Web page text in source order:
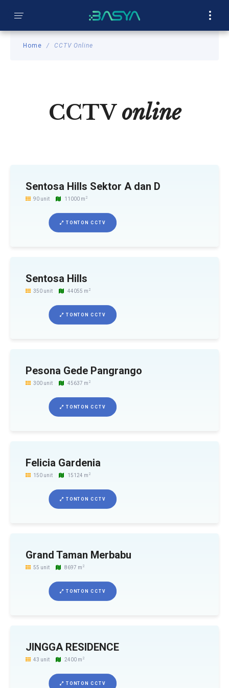
�
Home CCTV Online
CCTV online
Sentosa Hills Sektor A dan D
90 unit 11000 m 2
TONTON CCTV
Sentosa Hills
350 unit 44055 m 2
TONTON CCTV
Pesona Gede Pangrango
300 unit 45637 m 2
TONTON CCTV
Felicia Gardenia
150 unit 15124 m 2
TONTON CCTV
Grand Taman Merbabu
55 unit 8697 m 2
TONTON CCTV
JINGGA RESIDENCE
43 unit 2400 m 2
TONTON CCTV